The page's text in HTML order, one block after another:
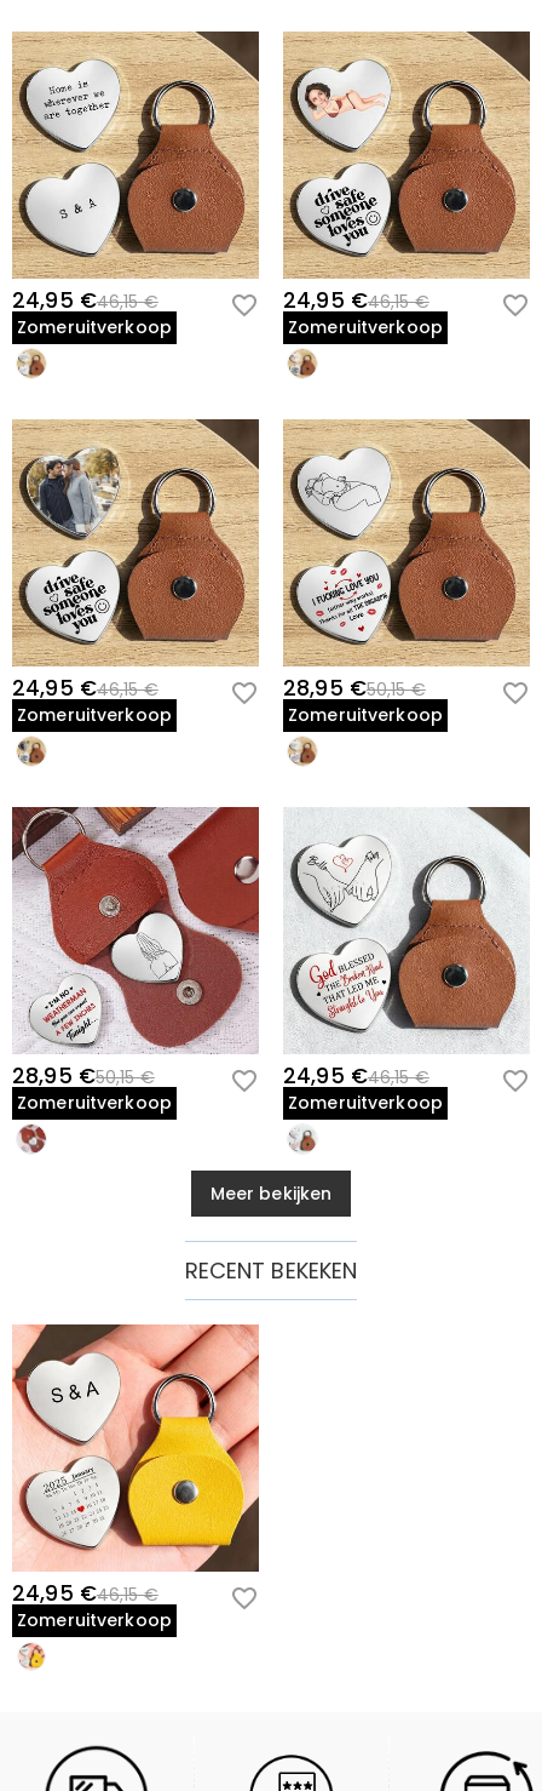
24,95 €46,15 €
Zomeruitverkoop
24,95 €46,15 €
Zomeruitverkoop
24,95 €46,15 €
Zomeruitverkoop
28,95 €50,15 €
Zomeruitverkoop
28,95 €50,15 €
Zomeruitverkoop
24,95 €46,15 €
Zomeruitverkoop
Meer bekijken
RECENT BEKEKEN
24,95 €46,15 €
Zomeruitverkoop